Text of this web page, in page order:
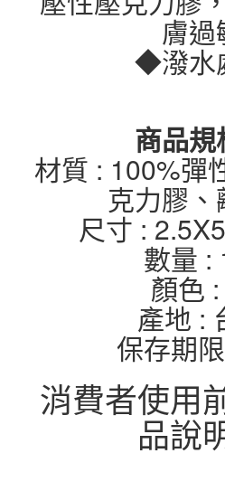
膚過
◆潑水
商品規
材質 : 100%彈
克力膠
尺寸 :
數量 :
顏色
產地 :
保存期
消費者使用
品說